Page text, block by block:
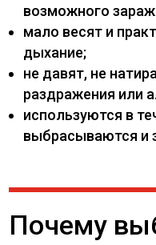
возможного
мало весят и
дыхание;
не давят, не
раздражения или
используются в
выбрасываются и
Почему